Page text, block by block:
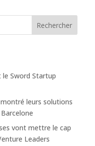
le Sword Startup
leurs solutions
vont mettre le cap
Leaders